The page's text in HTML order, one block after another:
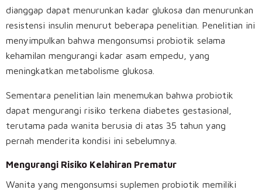
dianggap dapat menurunkan kadar glukosa dan menurunkan
resistensi insulin menurut beberapa penelitian. Penelitian ini
menyimpulkan bahwa mengonsumsi probiotik selama
kehamilan mengurangi kadar asam empedu, yang
meningkatkan metabolisme glukosa.
Sementara penelitian lain menemukan bahwa probiotik
dapat mengurangi risiko terkena diabetes gestasional,
terutama pada wanita berusia di atas 35 tahun yang
pernah menderita kondisi ini sebelumnya.
Mengurangi Risiko Kelahiran Prematur
Wanita yang mengonsumsi suplemen probiotik memiliki